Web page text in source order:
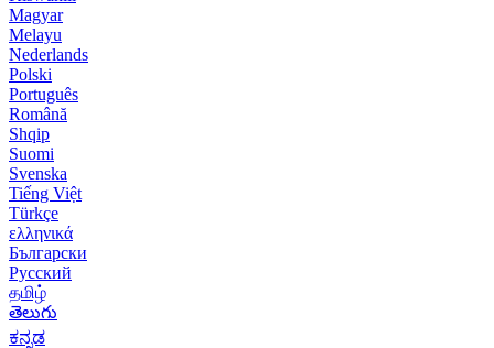
Magyar
Melayu
Nederlands
Polski
Português
Română
Shqip
Suomi
Svenska
Tiếng Việt
Türkçe
ελληνικά
Български
Русский
தமிழ்
తెలుగు
ಕನ್ನಡ